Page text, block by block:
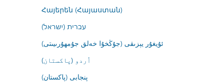
Հայերեն (Հայաստան)
עברית (ישראל)
ئۇيغۇر يېزىقى (جۇڭخۇا خەلق جۇمھۇرىيىتى)
اُردو (پاکستان)
پنجابی (پاکستان)